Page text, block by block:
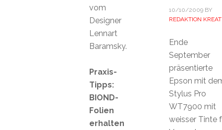
10/10/2009BY
REDAKTION
Ende
September
präsentierte
Epson mit
Stylus Pro
WT7900 mit
weisser Tinte
vom
Designer
Lennart
Baramsky.
Praxis-
Tipps:
BIOND-
Folien
erhalten